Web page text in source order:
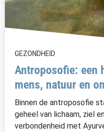
GEZONDHEID
Antroposofie: een
mens, natuur en
Binnen de antroposofie
geheel van lichaam, ziel
verbondenheid met